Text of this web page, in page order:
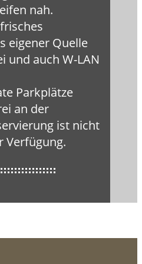
nah.
eigener Quelle
und auch W-LAN
Parkplätze
an der
ist nicht
Verfügung.